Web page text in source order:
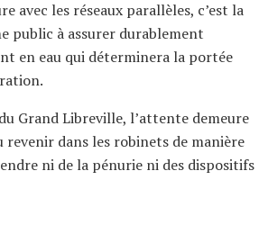
avec les réseaux parallèles, c’est la
public à assurer durablement
en eau qui déterminera la portée
Grand Libreville, l’attente demeure
revenir dans les robinets de manière
ni de la pénurie ni des dispositifs